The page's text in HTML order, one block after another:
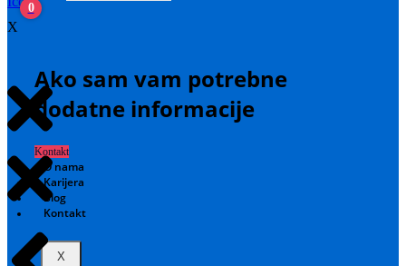
Ako sam vam potrebne
dodatne informacije
Kontakt
O nama
Karijera
Blog
Kontakt
X
0
X